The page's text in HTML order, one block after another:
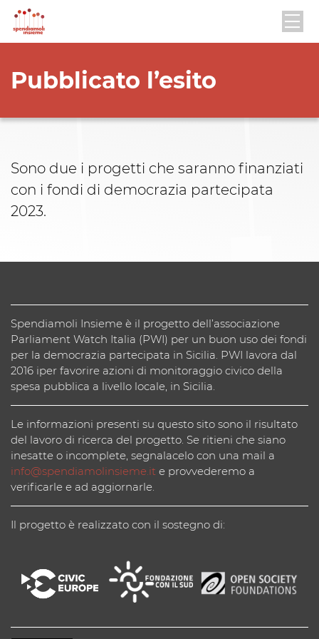
Pubblicato l’esito
Sono due i progetti che saranno finanziati
con i fondi di democrazia partecipata
2023.
Spendiamoli Insieme è il progetto dell’associazione
Parliament Watch Italia (PWI) per un buon uso dei fondi
per la democrazia partecipata in Sicilia. PWI lavora dal
2016 iper favorire azioni di monitoraggio civico della
spesa pubblica a livello locale, in Sicilia.
Le informazioni presenti su questo sito sono il risultato
del lavoro di ricerca del progetto. Se ritieni che siano
inesatte o incomplete, segnalacelo con una mail a
info@spendiamolinsieme.it e provvederemo a
verificarle e ad aggiornarle.
Il progetto è realizzato con il sostegno di: